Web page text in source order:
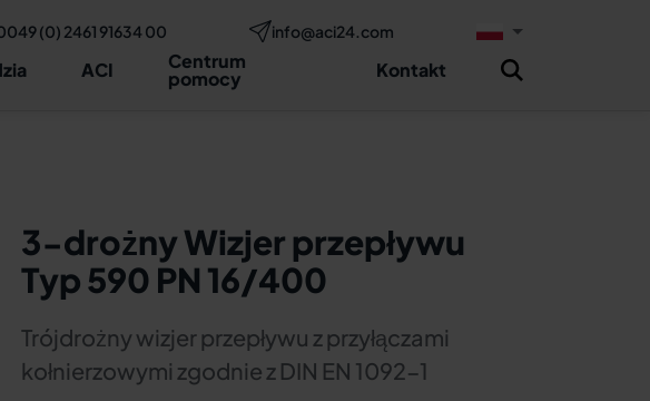
(0) 2461 91634 00 info@aci24.com
ACI Centrum
pomocy Kontakt
Doradztwo
3-drożny Wizjer przepływu
Typ 590 PN 16/400
Trójdrożny wizjer przepływu z przyłączami
kołnierzowymi zgodnie z DIN EN 1092-1